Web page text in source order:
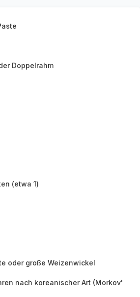
Doppelrahm
(etwa 1)
oder große Weizenwickel
nach koreanischer Art (Morkov'